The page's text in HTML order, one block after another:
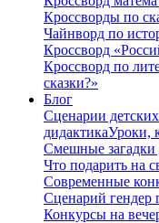
Кроссворды по
Чайнворд по
Кроссворд
Кроссворд по
сказки?»
Блог
Сценарии
дидактикаУроки,
Смешные загадки
Что подарить на
Современные
Сценарий гендер
Конкурсы на